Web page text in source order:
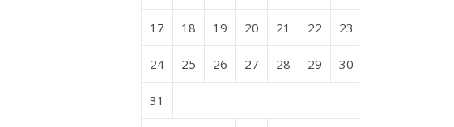
17 18 19 20 21 22 23
24 25 26 27 28 29 30
31